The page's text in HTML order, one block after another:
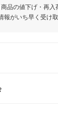
品の値下げ・再入
報がいち早く受け